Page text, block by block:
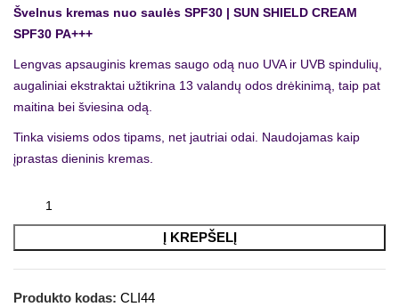
Švelnus kremas nuo saulės SPF30 | SUN SHIELD CREAM
SPF30 PA+++
Lengvas apsauginis kremas saugo odą nuo UVA ir UVB spindulių,
augaliniai ekstraktai užtikrina 13 valandų odos drėkinimą, taip pat
maitina bei šviesina odą.
Tinka visiems odos tipams, net jautriai odai. Naudojamas kaip
įprastas dieninis kremas.
Į KREPŠELĮ
Produkto kodas: CLI44